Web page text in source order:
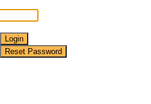
Login
Reset Password